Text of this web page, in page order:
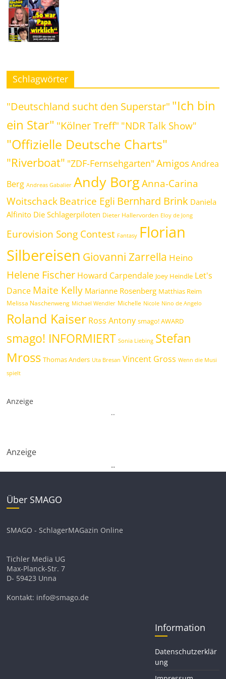
Schlagwörter
"Deutschland sucht den Superstar" "Ich bin
ein Star" "Kölner Treff" "NDR Talk Show"
"Offizielle Deutsche Charts"
"Riverboat" "ZDF-Fernsehgarten" Amigos Andrea
Berg Andreas Gabalier Andy Borg Anna-Carina
WoitschackBeatrice Egli Bernhard Brink Daniela
Alfinito Die Schlagerpiloten Dieter Hallervorden Eloy de Jong
Eurovision Song Contest Fantasy Florian
Silbereisen Giovanni Zarrella Heino
Helene Fischer Howard Carpendale Joey Heindle Let's
Dance Maite Kelly Marianne Rosenberg Matthias Reim
Melissa Naschenweng Michael Wendler Michelle Nicole Nino de Angelo
Roland Kaiser Ross Antony smago! AWARD
smago! INFORMIERT Sonia Liebing Stefan
Mross Thomas Anders Uta Bresan Vincent Gross Wenn die Musi
spielt
Anzeige
..
Anzeige
..
Über SMAGO
SMAGO - SchlagerMAGazin Online
Tichler Media UG
Max-Planck-Str. 7
D- 59423 Unna
Kontakt: info@smago.de
Information
Datenschutzerklär
ung